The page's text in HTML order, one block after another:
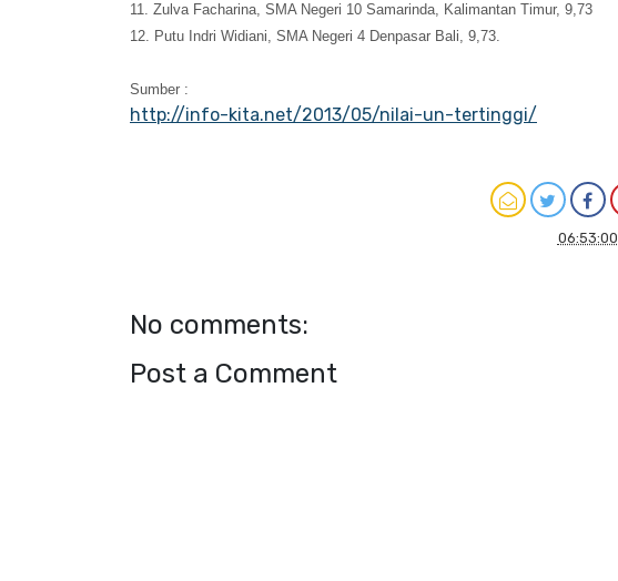
11. Zulva Facharina, SMA Negeri 10 Samarinda, Kalimantan Timur, 9,73
12. Putu Indri Widiani, SMA Negeri 4 Denpasar Bali, 9,73.
Sumber :
http://info-kita.net/2013/05/nilai-un-tertinggi/
06:53:00
No comments:
Post a Comment